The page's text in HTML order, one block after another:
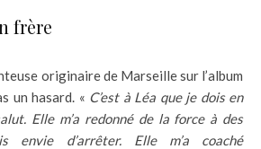
frère
originaire de Marseille sur l’album
un hasard. « C’est à Léa que je dois en
Elle m’a redonné de la force à des
envie d’arrêter. Elle m’a coaché